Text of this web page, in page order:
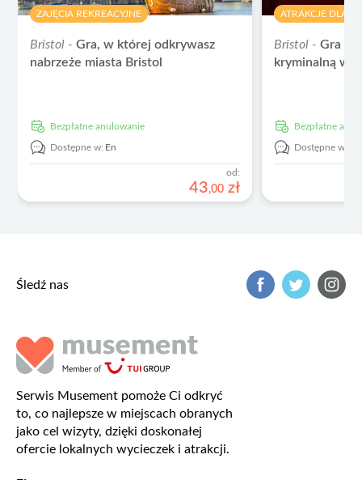
ZAJĘCIA REKREACYJNE
Bristol -Gra, w której odkrywasz
nabrzeże miasta Bristol
Bezpłatne anulowanie
Dostępne w: En
od:
43,00 zł
ATRAKCJE DLA
Bristol -Gra
kryminalną w
Bezpłatne
Dostępne w:
Śledź nas
Serwis Musement pomoże Ci odkryć
to, co najlepsze w miejscach obranych
jako cel wizyty, dzięki doskonałej
ofercie lokalnych wycieczek i atrakcji.